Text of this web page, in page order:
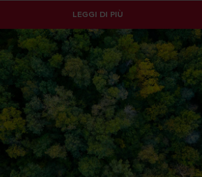
LEGGI DI PIÙ